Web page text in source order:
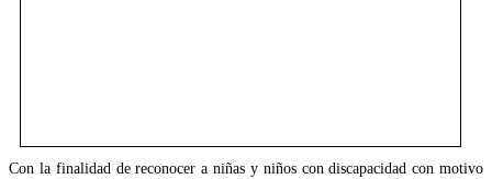
Con la finalidad de reconocer a niñas y niños con discapacidad con motivo